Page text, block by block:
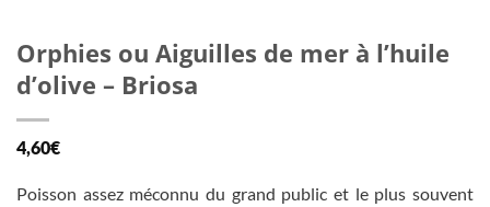
Orphies ou Aiguilles de mer à l’huile
d’olive – Briosa
4,60€
Poisson assez méconnu du grand public et le plus souvent